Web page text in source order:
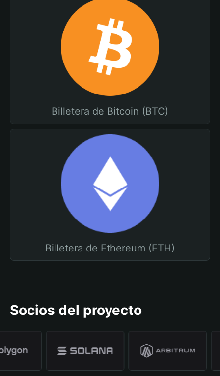
Billetera de Bitcoin (BTC)
Billetera de Ethereum (ETH)
Socios del proyecto